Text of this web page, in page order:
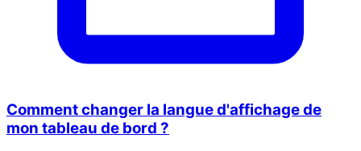
Comment changer la langue d'affichage de
mon tableau de bord ?